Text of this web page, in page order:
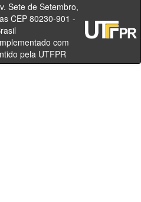
Setembro,
CEP 80230-901 -
PR - Brasil
com
pela UTFPR